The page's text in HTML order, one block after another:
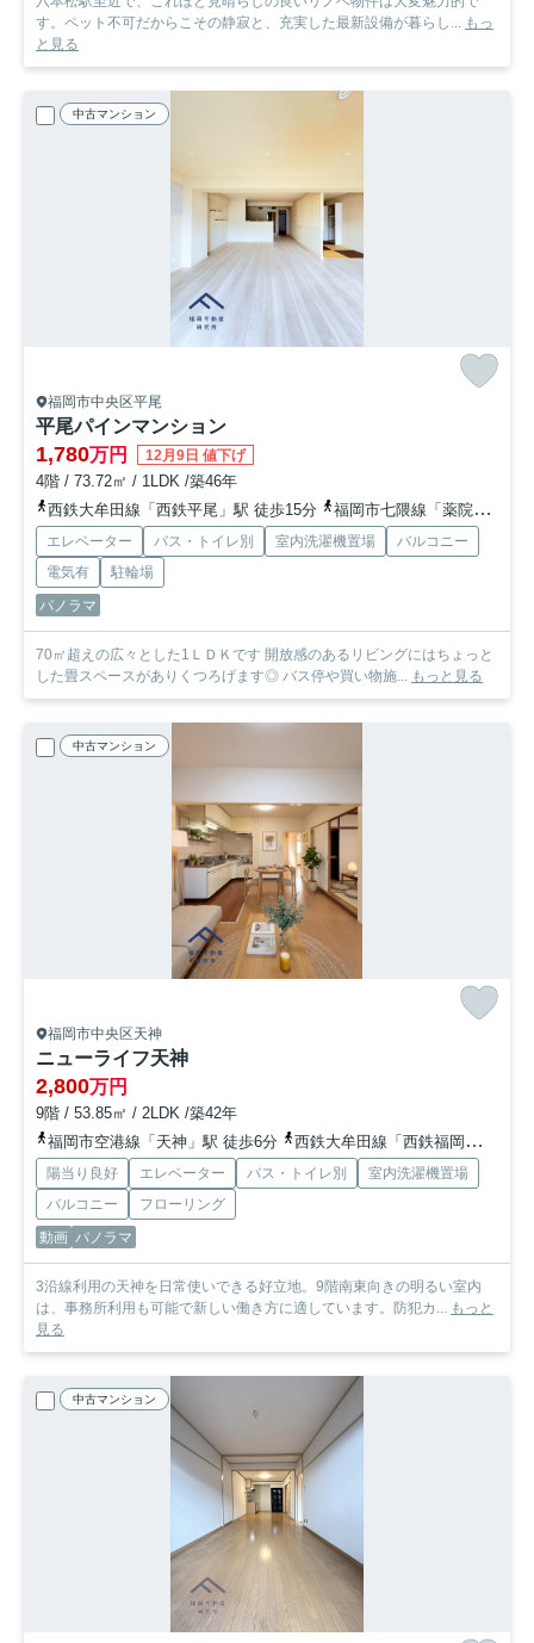
す。ペット不可だからこその静寂と、充実した最新設備が暮らし... もっ
と見る
中古マンション
福岡市中央区平尾
平尾パインマンション
1,780万円 12月9日 値下げ
4階 / 73.72㎡ / 1LDK /築46年
西鉄大牟田線「西鉄平尾」駅 徒歩15分
福岡市七隈線「薬院大通」駅 徒歩23分
エレベーター バス・トイレ別 室内洗濯機置場
バルコニー
電気有
駐輪場
パノラマ
70㎡超えの広々とした1ＬＤＫです 開放感のあるリビングにはちょっと
した畳スペースがありくつろげます◎ バス停や買い物施... もっと見る
中古マンション
福岡市中央区天神
ニューライフ天神
2,800万円
9階 / 53.85㎡ / 2LDK /築42年
福岡市空港線「天神」駅 徒歩6分
西鉄大牟田線「西鉄福岡（天神）」駅 徒歩10分
陽当り良好 エレベーター バス・トイレ別
室内洗濯機置場
バルコニー
フローリング
動画 パノラマ
3沿線利用の天神を日常使いできる好立地。9階南東向きの明るい室内
は、事務所利用も可能で新しい働き方に適しています。防犯カ... もっと
見る
中古マンション